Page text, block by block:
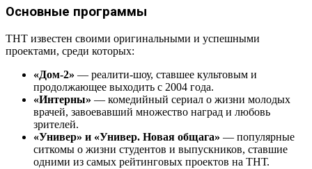
Основные программы
ТНТ известен своими оригинальными и успешными
проектами, среди которых:
«Дом-2» — реалити-шоу, ставшее культовым и
продолжающее выходить с 2004 года.
«Интерны» — комедийный сериал о жизни молодых
врачей, завоевавший множество наград и любовь
зрителей.
«Универ» и «Универ. Новая общага» — популярные
ситкомы о жизни студентов и выпускников, ставшие
одними из самых рейтинговых проектов на ТНТ.